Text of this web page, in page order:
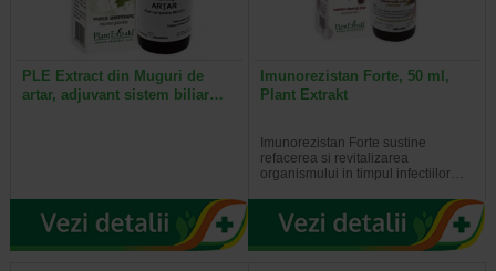
PLE Extract din Muguri de
artar, adjuvant sistem biliar…
Imunorezistan Forte, 50 ml,
Plant Extrakt
Imunorezistan Forte sustine
refacerea si revitalizarea
organismului in timpul infectiilor…